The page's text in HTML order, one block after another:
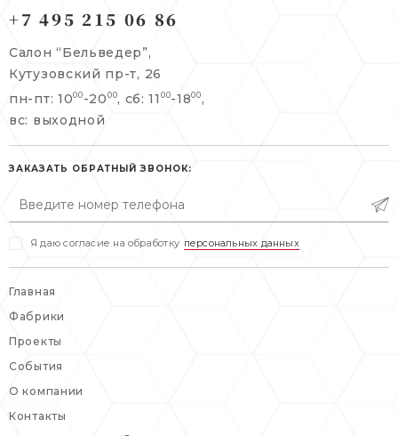
121165, г. Москва,Кутузовский пр-т, 26
+7 495 215 06 86
info@belveder-e.ru
пн-пт: 10:00-20:00
сб, вс: выходной
121165, г. Москва,
+7 495 477 45 43
info@belveder-e.ru
пн-пт: 10:00-19:00
вс: выходной
+7 495 215 06 86
Салон “Бельведер”,
Кутузовский пр-т, 26
пн-пт: 1000 -20 00, сб: 11 00-1800 ,
вс: выходной
ЗАКАЗАТЬ ОБРАТНЫЙ ЗВОНОК:
Я даю согласие на обработку персональных данных
Главная
Фабрики
Проекты
События
О компании
Контакты